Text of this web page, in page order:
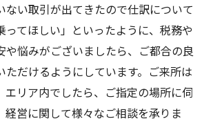
ない取引が出てきたので仕訳について
ってほしい」といったように、税務や
や悩みがございましたら、ご都合の良
ただけるようにしています。ご来所は
エリア内でしたら、ご指定の場所に伺
経営に関して様々なご相談を承りま